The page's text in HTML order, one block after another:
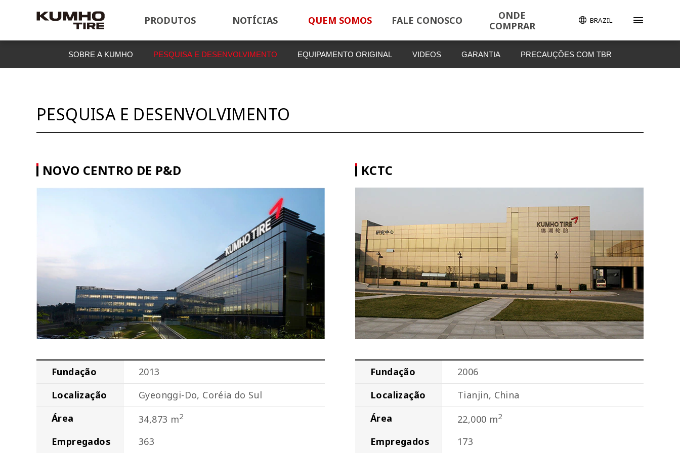
PRODUTOS NOTÍCIAS QUEM SOMOS FALE CONOSCO
ONDE
COMPRAR
BRAZIL
SOBRE A KUMHO PESQUISA E DESENVOLVIMENTO EQUIPAMENTO ORIGINAL VIDEOS GARANTIA PRECAUÇÕES COM TBR
PESQUISA E DESENVOLVIMENTO
NOVO CENTRO DE P&D
Fundação
2013
Localização
Gyeonggi-Do, Coréia do Sul
Área
34,873 m2
Empregados 363
KCTC
Fundação
2006
Localização
Tianjin, China
Área
22,000 m2
Empregados 173